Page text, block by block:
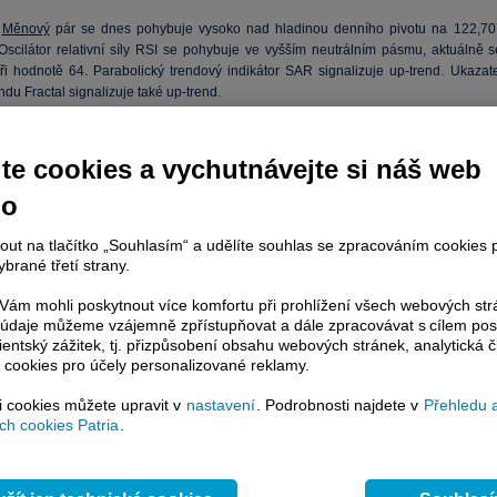
Měnovýpár se dnes pohybuje vysoko nad hladinou denního pivotu na
relativní síly RSI se pohybuje ve vyšším neutrálním pásmu, aktuálně
hodnotě 64. Parabolický trendový indikátor SAR signalizuje up-trend.
Fractal signalizuje také up-trend.
směřováním zkonsolidovat při této hodnotě.
scénář:LONG pozice. Jen oslabený horším údajem o japonskémHDPmůže své
na nedávné hodnoty nad R2.
sentimentu:Kontraindikátor SSI se nachází na úrovni -1,52, celkem
se nachází v long pozici.
úrovně:
cookies a vychutnávejte si náš web
na tlačítko „Souhlasím“ a udělíte souhlas se zpracováním cookies
třetí strany.
mohli poskytnout více komfortu při prohlížení všech webových
můžeme vzájemně zpřístupňovat a dále zpracovávat s cílem
zážitek, tj. přizpůsobení obsahu webových stránek, analytická
pro účely personalizované reklamy.
cookies můžete upravit v nastavení . Podrobnosti najdete v Přehledu
cookies Patria